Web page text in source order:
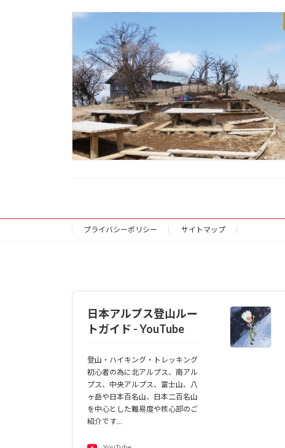
プライバシーポリシー サイトマップ
日本アルプス登山ルー
トガイド - YouTube
登山・ハイキング・トレッキング
初心者の為に北アルプス、南アル
プス、中央アルプス、富士山、八
ヶ岳や日本百名山、日本二百名山
を中心とした難易度や核心部のご
紹介です…